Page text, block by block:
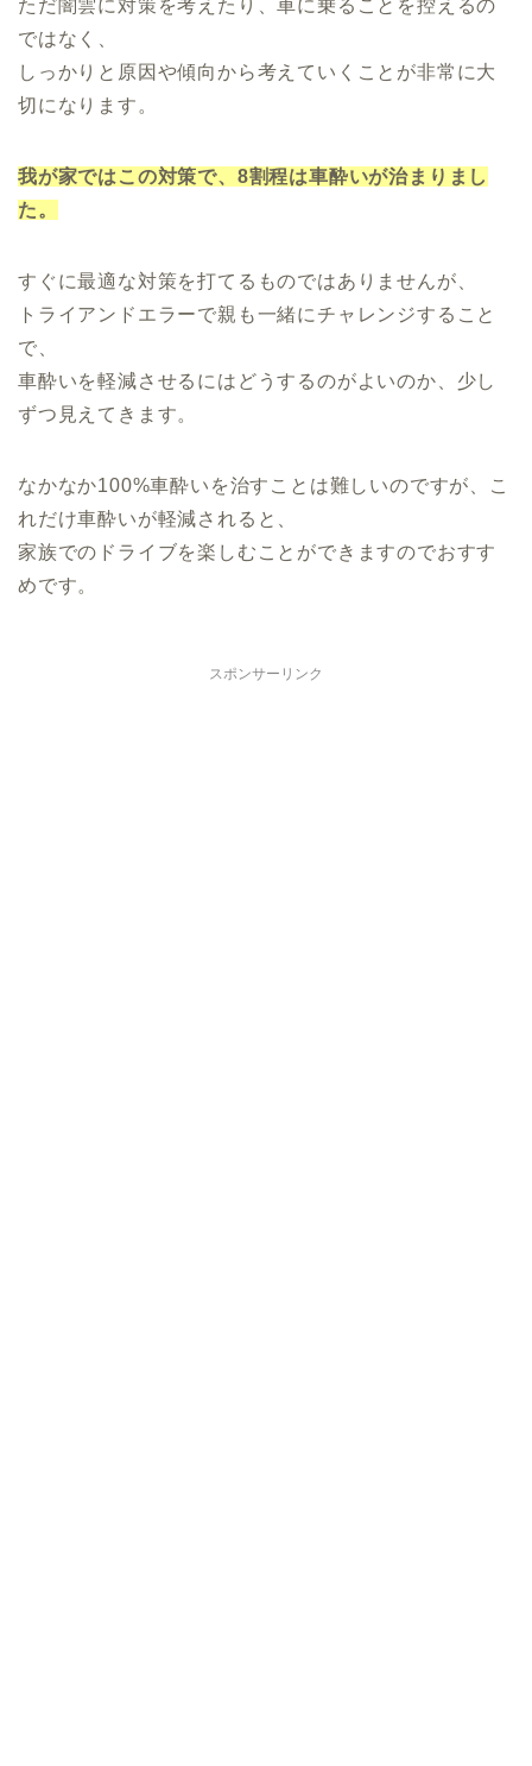
ただ闇雲に対策を考えたり、車に乗ることを控えるの
ではなく、
しっかりと原因や傾向から考えていくことが非常に大
切になります。
我が家ではこの対策で、8割程は車酔いが治まりまし
た。
すぐに最適な対策を打てるものではありませんが、
トライアンドエラーで親も一緒にチャレンジすること
で、
車酔いを軽減させるにはどうするのがよいのか、少し
ずつ見えてきます。
なかなか100%車酔いを治すことは難しいのですが、こ
れだけ車酔いが軽減されると、
家族でのドライブを楽しむことができますのでおすす
めです。
スポンサーリンク